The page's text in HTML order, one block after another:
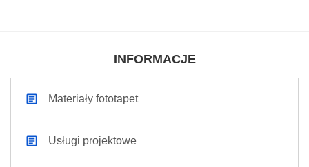
INFORMACJE
Materiały fototapet
Usługi projektowe